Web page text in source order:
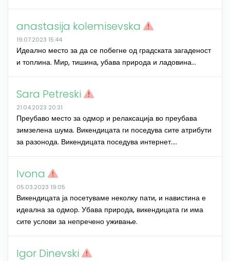
anastasija kolemisevska
19.07.2023 15:44
Идеално место за да се побегне од градската загаденост
и топлина. Мир, тишина, убава природа и ладовина...
Sara Petreski
21.04.2023 20:31
Преубаво место за одмор и релаксација во преубава
зимзелена шума. Викендицата ги поседува сите атрибути
за разонода. Викендицата поседува интернет....
Ivona
05.03.2023 19:05
Викендицата ја посетуваме неколку пати, и навистина е
идеална за одмор. Убава природа, викендицата ги има
сите услови за непречено уживање.
Igor Dinevski